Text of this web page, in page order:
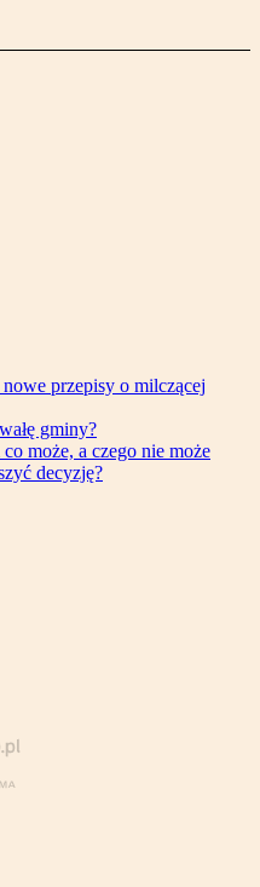
przepisy o milczącej
gminy?
może, a czego nie może
decyzję?